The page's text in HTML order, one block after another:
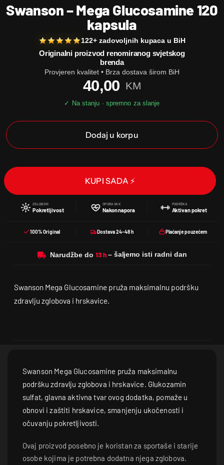
Swanson – Mega Glucosamine 120
kapsula
122+ zadovoljnih kupaca u BiH
Originalni proizvod renomiranog svjetskog
brenda
Provjeren kvalitet • Brza dostava širom BiH
40,00 KM
Dodaj u korpu
KUPI SADA ⚡
ZGLOBOVI
Pokretljivost
OPORAVAK
Nakon napora
PODRŠKA
Aktivan pokret
100% Original Dostava 24–48 h Plaćanje pouzećem
Narudžbe do
Swanson Mega Glucosamine pruža maksimalnu podršku
zdravlju zglobova i hrskavice.
Swanson Mega Glucosamine pruža maksimalnu
podršku zdravlju zglobova i hrskavice. Glukozamin
sulfat, glavna aktivna tvar ovog dodatka, pomaže u
obnovi i zaštiti hrskavice, smanjenju ukočenosti i
očuvanju pokretljivosti.
Ovaj proizvod posebno je koristan za sportaše i starije
osobe kojima je potrebna dodatna njega zglobova.